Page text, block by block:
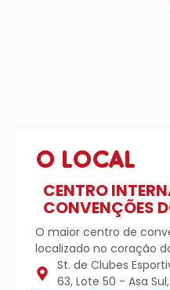
O LOCAL
CENTRO
CONVENÇÕES
O maior centro de
localizado no coração
St. de Clubes
63, Lote 50 - Asa